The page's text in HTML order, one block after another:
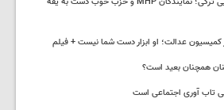
عدالت؛ او ابزار دست شما نیست + فیلم
همچنان بعید است؟
تاب آوری اجتماعی است